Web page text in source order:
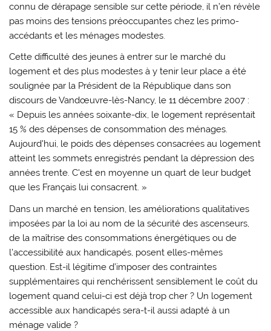
connu de dérapage sensible sur cette période, il n’en révèle
pas moins des tensions préoccupantes chez les primo-
accédants et les ménages modestes.
Cette difficulté des jeunes à entrer sur le marché du
logement et des plus modestes à y tenir leur place a été
soulignée par la Président de la République dans son
discours de Vandœuvre-lès-Nancy, le 11 décembre 2007 :
« Depuis les années soixante-dix, le logement représentait
15 % des dépenses de consommation des ménages.
Aujourd'hui, le poids des dépenses consacrées au logement
atteint les sommets enregistrés pendant la dépression des
années trente. C'est en moyenne un quart de leur budget
que les Français lui consacrent. »
Dans un marché en tension, les améliorations qualitatives
imposées par la loi au nom de la sécurité des ascenseurs,
de la maîtrise des consommations énergétiques ou de
l’accessibilité aux handicapés, posent elles-mêmes
question. Est-il légitime d’imposer des contraintes
supplémentaires qui renchérissent sensiblement le coût du
logement quand celui-ci est déjà trop cher ? Un logement
accessible aux handicapés sera-t-il aussi adapté à un
ménage valide ?